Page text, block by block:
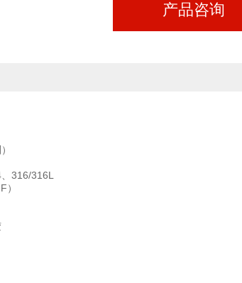
产品咨询
316/316L